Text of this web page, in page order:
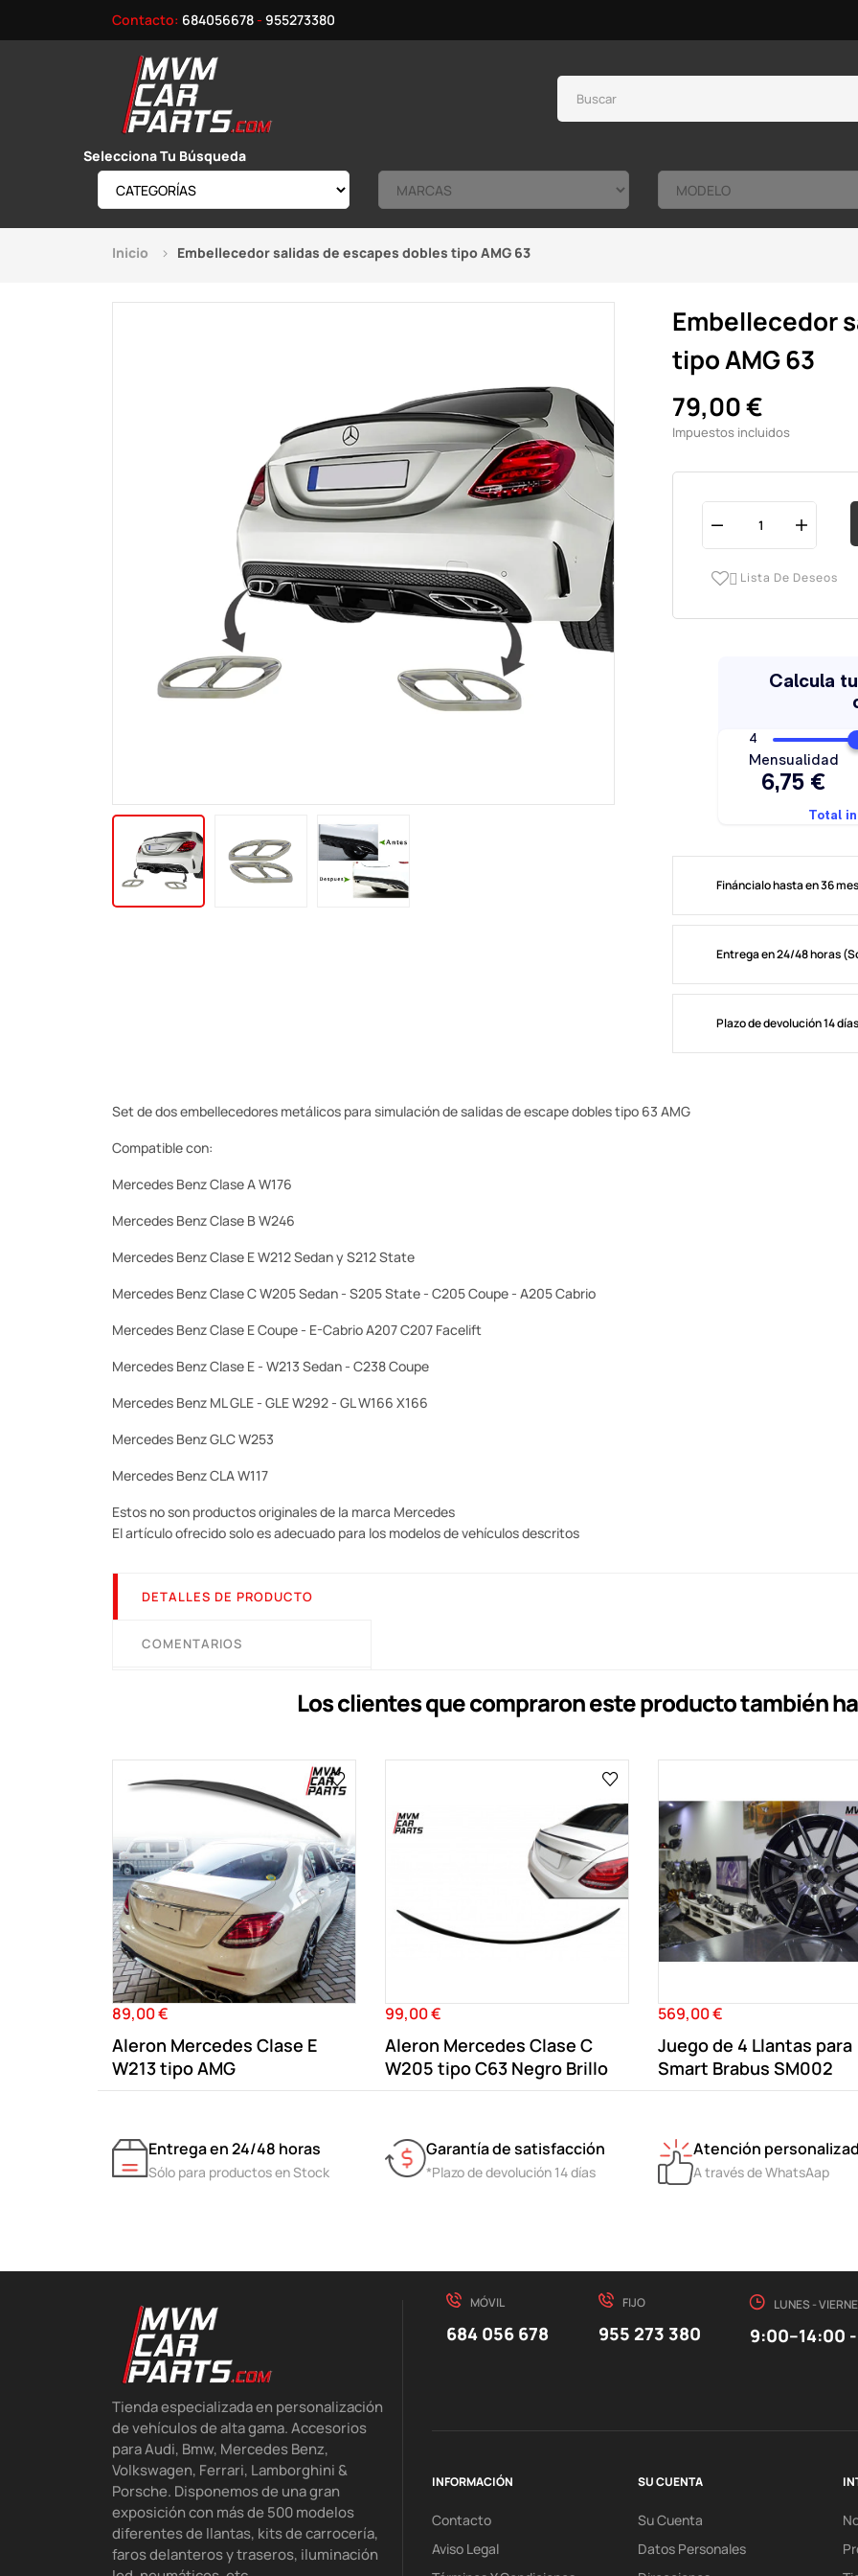
Contacto: 684056678- 955273380
Selecciona Tu Búsqueda
Inicio Embellecedor salidas de escapes dobles tipo AMG 63
Embellecedor
tipo AMG 63
79,00 €
Impuestos incluidos
 Lista De Deseos
Fináncialo hasta en 36
Entrega en 24/48 horas
Plazo de devolución 14 días
Set de dos embellecedores metálicos para simulación de salidas de escape dobles tipo 63 AMG
Compatible con:
Mercedes Benz Clase A W176
Mercedes Benz Clase B W246
Mercedes Benz Clase E W212 Sedan y S212 State
Mercedes Benz Clase C W205 Sedan - S205 State - C205 Coupe - A205 Cabrio
Mercedes Benz Clase E Coupe - E-Cabrio A207 C207 Facelift
Mercedes Benz Clase E - W213 Sedan - C238 Coupe
Mercedes Benz ML GLE - GLE W292 - GL W166 X166
Mercedes Benz GLC W253
Mercedes Benz CLA W117
Estos no son productos originales de la marca Mercedes
El artículo ofrecido solo es adecuado para los modelos de vehículos descritos
DETALLES DE PRODUCTO
COMENTARIOS
Los clientes que compraron este producto también
Precio
89,00 €
Aleron Mercedes Clase E
W213 tipo AMG
Precio
99,00 €
Aleron Mercedes Clase C
W205 tipo C63 Negro Brillo
Precio
569,00 €
Juego de 4 Llantas para
Smart Brabus SM002
Entrega en 24/48 horas
Sólo para productos en Stock
Garantía de satisfacción
*Plazo de devolución 14 días
Atención
A través de WhatsAap
Tienda especializada en personalización
de vehículos de alta gama. Accesorios
para Audi, Bmw, Mercedes Benz,
Volkswagen, Ferrari, Lamborghini &
Porsche. Disponemos de una gran
exposición con más de 500 modelos
diferentes de llantas, kits de carrocería,
faros delanteros y traseros, iluminación
MÓVIL
684 056 678
FIJO
955 273 380
LUNES -
9:00–14:00
INFORMACIÓN
Contacto
Aviso Legal
SU CUENTA
Su Cuenta
Datos Personales